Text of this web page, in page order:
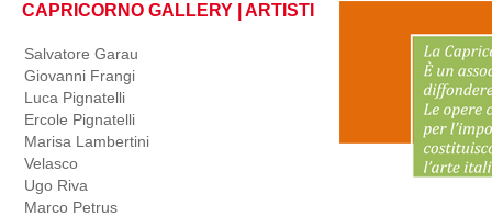
CAPRICORNO GALLERY | ARTISTI
Salvatore Garau
Giovanni Frangi
Luca Pignatelli
Ercole Pignatelli
Marisa Lambertini
Velasco
Ugo Riva
Marco Petrus